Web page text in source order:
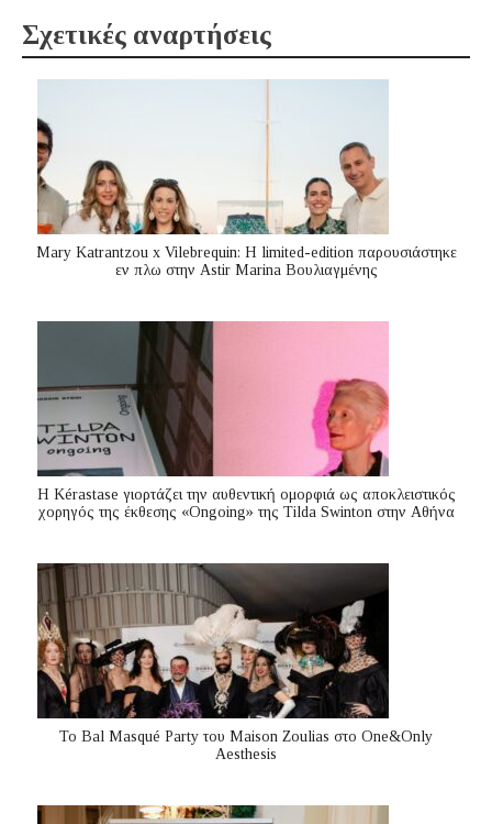
Σχετικές αναρτήσεις
Mary Katrantzou x Vilebrequin: Η limited-edition παρουσιάστηκε
εν πλω στην Astir Marina Βουλιαγμένης
Η Kérastase γιορτάζει την αυθεντική ομορφιά ως αποκλειστικός
χορηγός της έκθεσης «Ongoing» της Tilda Swinton στην Αθήνα
Το Bal Masqué Party του Maison Zoulias στο One&Only
Aesthesis